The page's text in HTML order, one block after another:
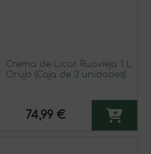
Crema de Licor Ruavieja 1 L
Orujo (Caja de 3 unidades)
74,99 €